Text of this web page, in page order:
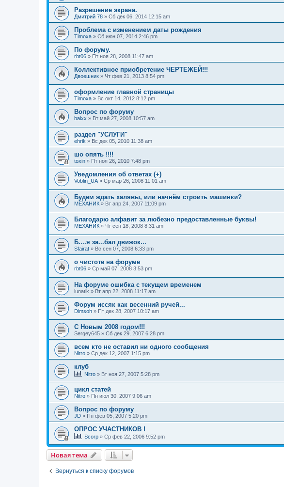
Разрешение экрана.
Дмитрий 78 » Сб дек 06, 2014 12:15 am
Проблема с изменением даты рождения
Timoxa » Сб июн 07, 2014 2:46 pm
По форуму.
rbt06 » Пт ноя 28, 2008 11:47 am
Коллективное приобретение ЧЕРТЕЖЕЙ!!!
Двоешник » Чт фев 21, 2013 8:54 pm
оформление главной страницы
Timoxa » Вс окт 14, 2012 8:12 pm
Вопрос по форуму
baixx » Вт май 27, 2008 10:57 am
раздел "УСЛУГИ"
ehrik » Вс дек 05, 2010 11:38 am
шо опять !!!!
toxin » Пт ноя 26, 2010 7:48 pm
Уведомления об ответах (+)
Voblin_UA » Ср мар 26, 2008 11:01 am
Будем ждать халявы, или начнём строить машинки?
МЕХАНИК » Вт апр 24, 2007 11:09 pm
Благодарю алфавит за любезно предоставленные буквы!
МЕХАНИК » Чт сен 18, 2008 8:31 am
Б....я за...бал движок...
Sfairat » Вс сен 07, 2008 6:33 pm
о чистоте на форуме
rbt06 » Ср май 07, 2008 3:53 pm
На форуме ошибка с текущем временем
lunatik » Вт апр 22, 2008 11:17 am
Форум иссяк как весенний ручей...
Dimsoh » Пт дек 28, 2007 10:17 am
С Новым 2008 годом!!!
Sergey645 » Сб дек 29, 2007 6:28 pm
всем кто не оставил ни одного сообщения
Nitro » Ср дек 12, 2007 1:15 pm
клуб
Nitro » Вт ноя 27, 2007 5:28 pm
цикл статей
Nitro » Пн июл 30, 2007 9:06 am
Вопрос по форуму
JD » Пн фев 05, 2007 5:20 pm
ОПРОС УЧАСТНИКОВ !
Scorp » Ср фев 22, 2006 9:52 pm
Новая тема
Вернуться к списку форумов